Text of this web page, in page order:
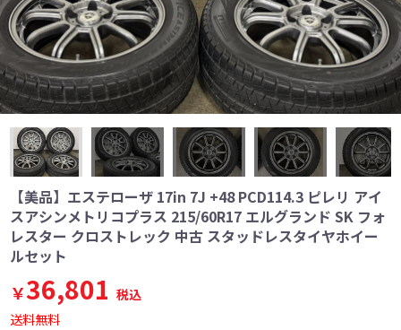
【美品】エステローザ 17in 7J +48 PCD114.3 ピレリ アイ
スアシンメトリコプラス 215/60R17 エルグランド SK フォ
レスター クロストレック 中古 スタッドレスタイヤホイー
ルセット
￥36,801 税込
送料無料